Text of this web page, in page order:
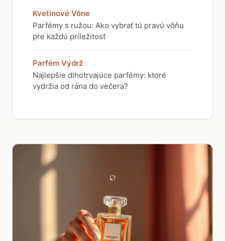
Kvetinové Vône
Parfémy s ružou: Ako vybrať tú pravú vôňu
pre každú príležitosť
Parfém Výdrž
Najlepšie dlhotrvajúce parfémy: ktoré
vydržia od rána do večera?